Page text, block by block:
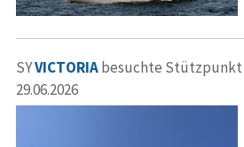
SYVICTORIAbesuchte Stützpunkt
29.06.2026